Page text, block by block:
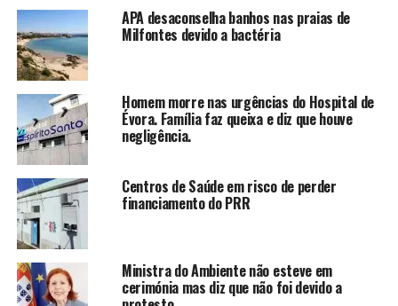
APA desaconselha banhos nas praias de
Milfontes devido a bactéria
Homem morre nas urgências do Hospital de
Évora. Família faz queixa e diz que houve
negligência.
Centros de Saúde em risco de perder
financiamento do PRR
Ministra do Ambiente não esteve em
cerimónia mas diz que não foi devido a